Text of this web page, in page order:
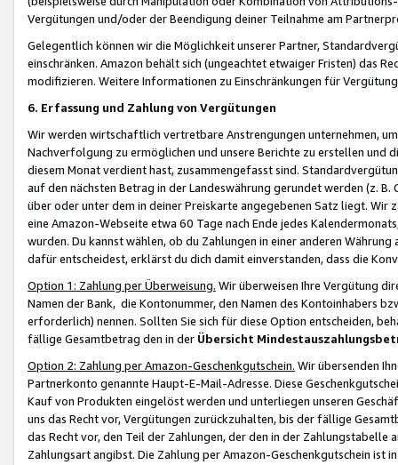
Vergütungen und/oder der Beendigung deiner Teilnahme am
Gelegentlich können wir die Möglichkeit unserer Partner,
einschränken. Amazon behält sich (ungeachtet etwaiger Fristen) das
modifizieren. Weitere Informationen zu Einschränkungen für
6. Erfassung und Zahlung von Vergütungen
Wir werden wirtschaftlich vertretbare Anstrengungen unternehmen,
Nachverfolgung zu ermöglichen und unsere Berichte zu erstellen und
diesem Monat verdient hast, zusammengefasst sind.
auf den nächsten Betrag in der Landeswährung gerundet werden (z.
über oder unter dem in deiner Preiskarte angegebenen Satz liegt.
eine Amazon-Webseite etwa 60 Tage nach Ende jedes
wurden. Du kannst wählen, ob du Zahlungen in einer anderen
dafür entscheidest, erklärst du dich damit einverstanden, dass die
Option 1: Zahlung per Überweisung. Wir überweisen Ihre Vergütung
Namen der Bank, die Kontonummer, den Namen des Kontoinhabers
erforderlich) nennen. Sollten Sie sich für diese Option entscheiden,
fällige Gesamtbetrag den in der Übersicht
Option 2: Zahlung per Amazon-Geschenkgutschein. Wir übersenden
Partnerkonto genannte Haupt-E-Mail-Adresse. Diese
Kauf von Produkten eingelöst werden und unterliegen unseren
uns das Recht vor, Vergütungen zurückzuhalten, bis der fällige
das Recht vor, den Teil der Zahlungen, der den in der
Zahlungsart angibst. Die Zahlung per Amazon-Geschenkgutschein ist